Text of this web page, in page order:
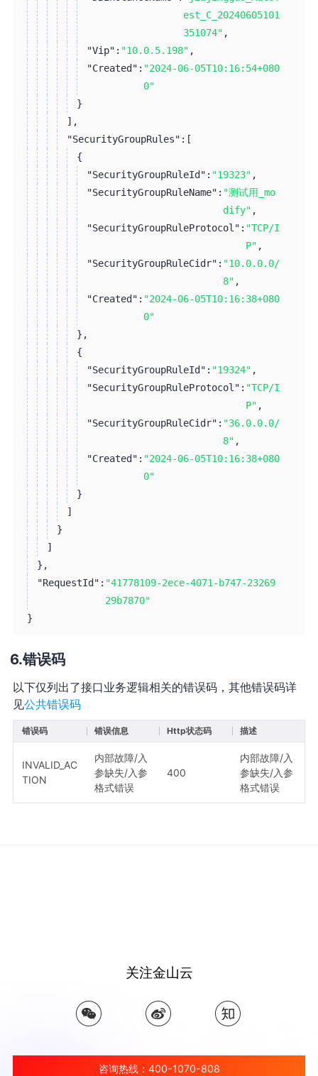
est_C_20240605101
351074" ,
"Vip": "10.0.5.198" ,
"Created": "2024-06-05T10:16:54+080
0"
}
] ,
"SecurityGroupRules": [
{
"SecurityGroupRuleId": "19323" ,
"SecurityGroupRuleName": "测试用_mo
dify" ,
"SecurityGroupRuleProtocol": "TCP/I
P" ,
"SecurityGroupRuleCidr": "10.0.0.0/
8" ,
"Created": "2024-06-05T10:16:38+080
0"
} ,
{
"SecurityGroupRuleId": "19324" ,
"SecurityGroupRuleProtocol": "TCP/I
P" ,
"SecurityGroupRuleCidr": "36.0.0.0/
8" ,
"Created": "2024-06-05T10:16:38+080
0"
}
]
}
]
} ,
"RequestId": "41778109-2ece-4071-b747-23269
29b7870"
}
错误码
以下仅列出了接口业务逻辑相关的错误码，其他错误码详
见公共错误码
错误码 错误信息 Http状态码 描述
INVALID_AC
TION
内部故障/入
参缺失/入参
格式错误
400
内部故障/入
参缺失/入参
格式错误
关注金山云
咨询热线：400-1070-808